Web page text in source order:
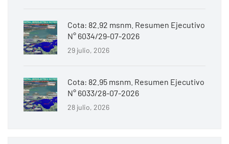
Cota: 82.92 msnm. Resumen Ejecutivo
N° 6034/29-07-2026
29 julio, 2026
Cota: 82.95 msnm. Resumen Ejecutivo
N° 6033/28-07-2026
28 julio, 2026